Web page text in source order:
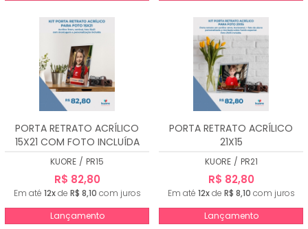
PORTA RETRATO ACRÍLICO
15X21 COM FOTO INCLUÍDA
KUORE / PR15
R$ 82,80
Em até 12xde R$ 8,10 com juros
Lançamento
PORTA RETRATO ACRÍLICO
21X15
KUORE / PR21
R$ 82,80
Em até 12xde R$ 8,10 com juros
Lançamento